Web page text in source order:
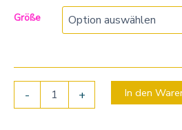
Größe
- + In den